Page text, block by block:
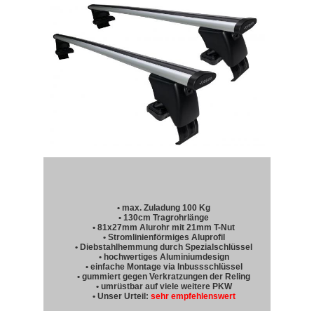
• max. Zuladung 100 Kg
• 130cm Tragrohrlänge
• 81x27mm Alurohr mit 21mm T-Nut
• Stromlinienförmiges Aluprofil
• Diebstahlhemmung durch Spezialschlüssel
• hochwertiges Aluminiumdesign
• einfache Montage via Inbussschlüssel
• gummiert gegen Verkratzungen der Reling
• umrüstbar auf viele weitere PKW
• Unser Urteil: sehr empfehlenswert